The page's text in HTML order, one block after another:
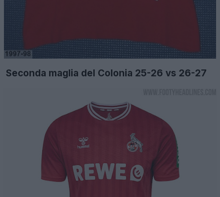
Seconda maglia del Colonia 25-26 vs 26-27